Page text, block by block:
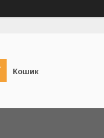
Кошик